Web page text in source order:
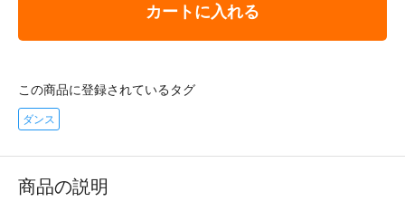
カートに入れる
この商品に登録されているタグ
ダンス
商品の説明